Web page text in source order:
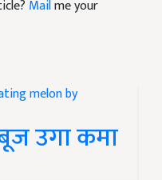
Mailme your
उगा कमा